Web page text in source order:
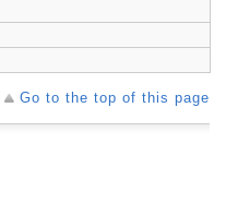
Go to the top of this page